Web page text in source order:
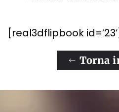
[real3dflipbook id=’23’]
Torna